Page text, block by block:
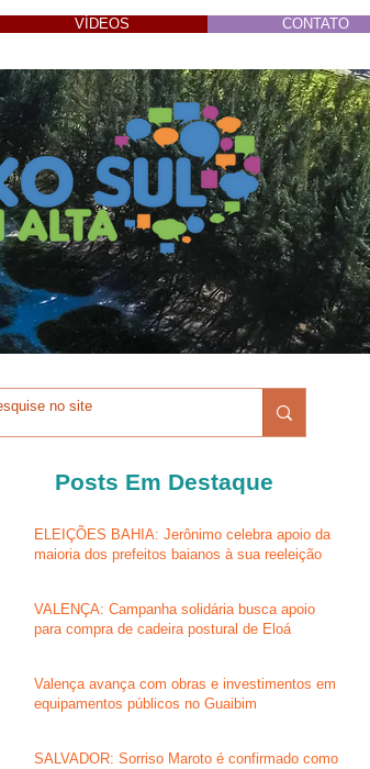
VÍDEOS CONTATO
Posts Em Destaque
ELEIÇÕES BAHIA: Jerônimo celebra apoio da
maioria dos prefeitos baianos à sua reeleição
VALENÇA: Campanha solidária busca apoio
para compra de cadeira postural de Eloá
Valença avança com obras e investimentos em
equipamentos públicos no Guaibim
SALVADOR: Sorriso Maroto é confirmado como